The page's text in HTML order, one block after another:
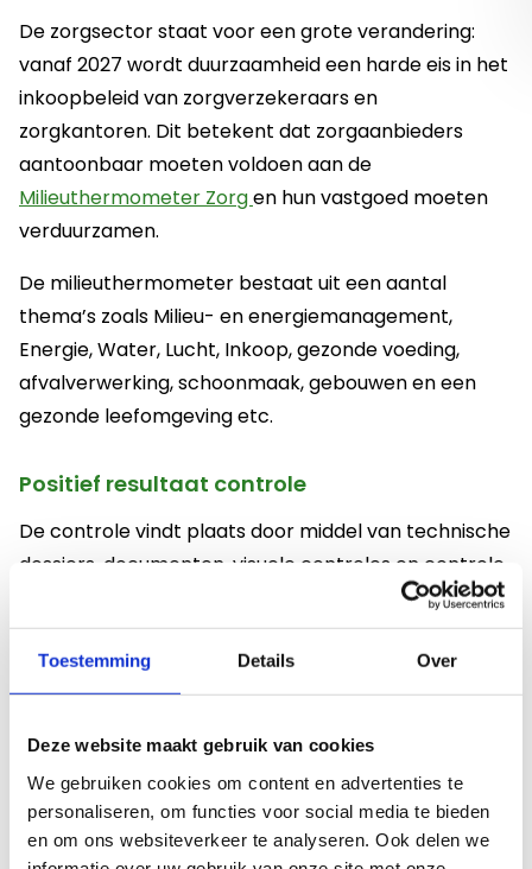
Toestemming Details Over
Deze website maakt gebruik van cookies
We gebruiken cookies om content en advertenties te
personaliseren, om functies voor social media te bieden
en om ons websiteverkeer te analyseren. Ook delen we
De zorgsector staat voor een grote verandering:
vanaf 2027 wordt duurzaamheid een harde eis in het
inkoopbeleid van zorgverzekeraars en
zorgkantoren. Dit betekent dat zorgaanbieders
aantoonbaar moeten voldoen aan de
Milieuthermometer ZorgDeze link opent in een
en hun vastgoed moeten
verduurzamen.
De milieuthermometer bestaat uit een aantal
thema’s zoals Milieu- en energiemanagement,
Energie, Water, Lucht, Inkoop, gezonde voeding,
afvalverwerking, schoonmaak, gebouwen en een
gezonde leefomgeving etc.
Positief resultaat controle
De controle vindt plaats door middel van technische
dossiers, documenten, visuele controles en controle
op administratieve gegevens. De afgelopen periode
heeft de auditor alle gegevens gecontroleerd met
positief resultaat!
toekomst! Stap voor stap, met elkaar maken we het
verschil.
Speerpunten 2026